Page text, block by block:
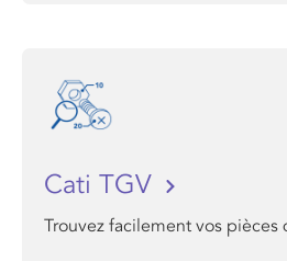
Cati TGV
Trouvez facilement vos pièces